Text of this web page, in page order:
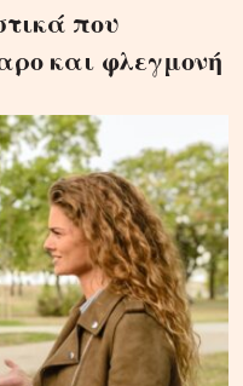
που
και φλεγμονή